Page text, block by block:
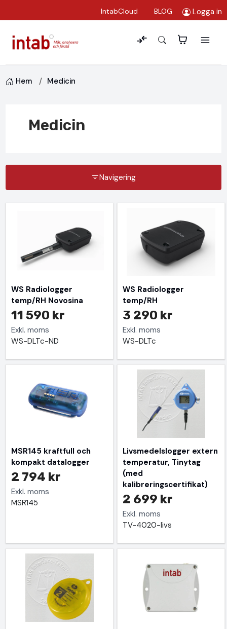
IntabCloud BLOG Logga in
Hem Medicin
Medicin
Navigering
WS Radiologger
temp/RH Novosina
11 590 kr
Exkl. moms
WS-DLTc-ND
WS Radiologger
temp/RH
3 290 kr
Exkl. moms
WS-DLTc
MSR145 kraftfull och
kompakt datalogger
2 794 kr
Exkl. moms
MSR145
Livsmedelslogger extern
temperatur, Tinytag
(med
kalibreringscertifikat)
2 699 kr
Exkl. moms
TV-4020-livs